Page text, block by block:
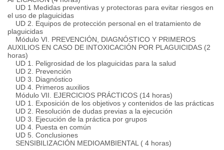
UD 1 Medidas preventivas y protectoras para evitar riesgos en
el uso de plaguicidas
UD 2. Equipos de protección personal en el tratamiento de
plaguicidas
Módulo VI. PREVENCIÓN, DIAGNÓSTICO Y PRIMEROS
AUXILIOS EN CASO DE INTOXICACIÓN POR PLAGUICIDAS (2
horas)
UD 1. Peligrosidad de los plaguicidas para la salud
UD 2. Prevención
UD 3. Diagnóstico
UD 4. Primeros auxilios
Módulo VII. EJERCICIOS PRÁCTICOS (14 horas)
UD 1. Exposición de los objetivos y contenidos de las prácticas
UD 2. Resolución de dudas previas a la ejecución
UD 3. Ejecución de la práctica por grupos
UD 4. Puesta en común
UD 5. Conclusiones
SENSIBILIZACIÓN MEDIOAMBIENTAL ( 4 horas)